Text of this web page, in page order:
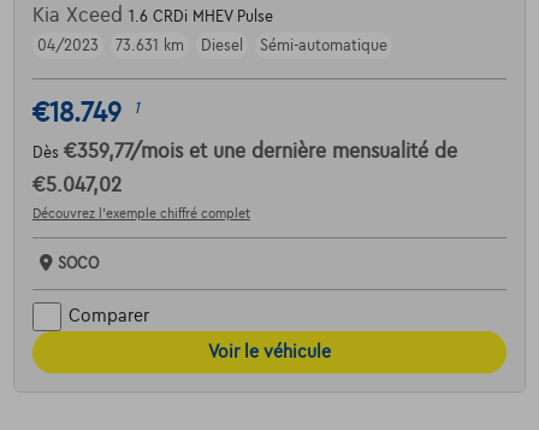
Kia Xceed 1.6 CRDi MHEV Pulse
04/2023
73.631 km Diesel Sémi-automatique
€18.749 1
Dès €359,77/mois et une dernière mensualité de
€5.047,02
Découvrez l’exemple chiffré complet
SOCO
Comparer
Voir le véhicule